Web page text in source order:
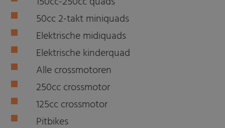
50cc 2-takt miniquads
Elektrische midiquads
Elektrische kinderquad
Alle crossmotoren
250cc crossmotor
125cc crossmotor
Pitbikes